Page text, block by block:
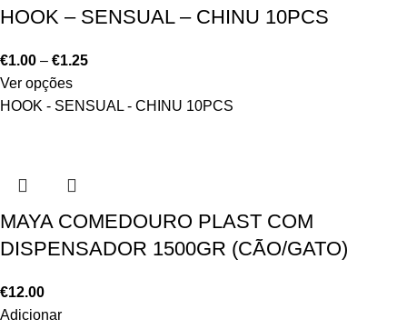
HOOK – SENSUAL – CHINU 10PCS
€1.00 – €1.25
Ver opções
HOOK - SENSUAL - CHINU 10PCS
MAYA COMEDOURO PLAST COM
DISPENSADOR 1500GR (CÃO/GATO)
€12.00
Adicionar